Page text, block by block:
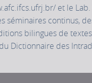
et le
séminaires continus,
bilingues de
Dictionnaire des